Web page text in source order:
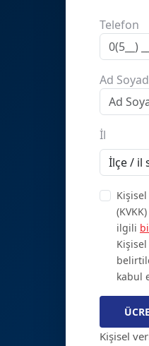
Telefon
Ad Soyad
İl
ilgili
kabul
Kişisel